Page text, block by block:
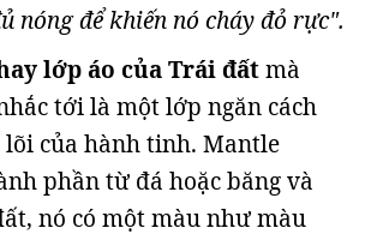
nóng để khiến nó cháy đỏ rực".
lớp áo của Trái đấtmà
tới là một lớp ngăn cách
của hành tinh. Mantle
phần từ đá hoặc băng và
nó có một màu như màu